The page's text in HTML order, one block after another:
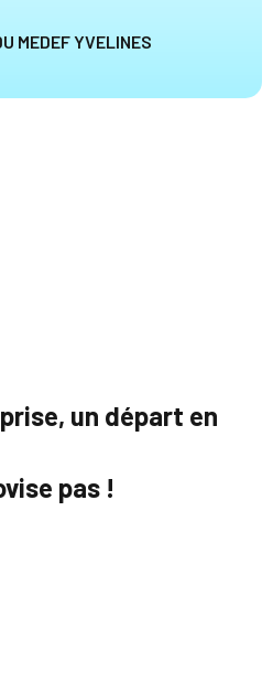
MEDEF YVELINES
un départ en
pas !